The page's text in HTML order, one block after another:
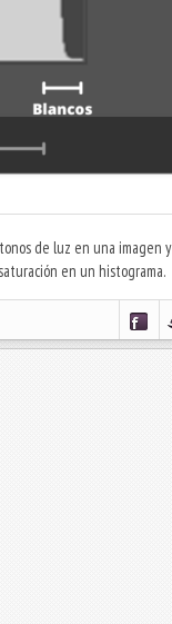
de luz en una imagen y
en un histograma.